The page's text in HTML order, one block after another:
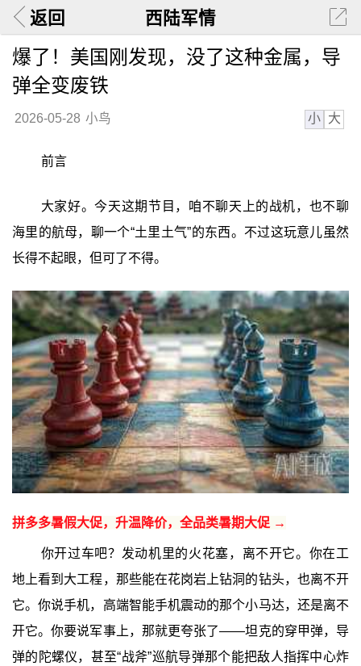
返回 西陆军情
爆了！美国刚发现，没了这种金属，导
弹全变废铁
2026-05-28 小鸟 小 大
前言
大家好。今天这期节目，咱不聊天上的战机，也不聊
海里的航母，聊一个“土里土气”的东西。不过这玩意儿虽然
长得不起眼，但可了不得。
拼多多暑假大促，升温降价，全品类暑期大促 →
你开过车吧？发动机里的火花塞，离不开它。你在工
地上看到大工程，那些能在花岗岩上钻洞的钻头，也离不开
它。你说手机，高端智能手机震动的那个小马达，还是离不
开它。你要说军事上，那就更夸张了——坦克的穿甲弹，导
弹的陀螺仪，甚至“战斧”巡航导弹那个能把敌人指挥中心炸